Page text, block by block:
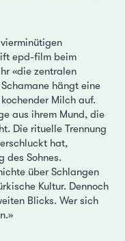
epd-film beim
«die zentralen
hängt eine
Milch auf.
aus ihrem Mund, die
Die rituelle Trennung
hat,
des Sohnes.
über Schlangen
Kultur. Dennoch
Blicks. Wer sich